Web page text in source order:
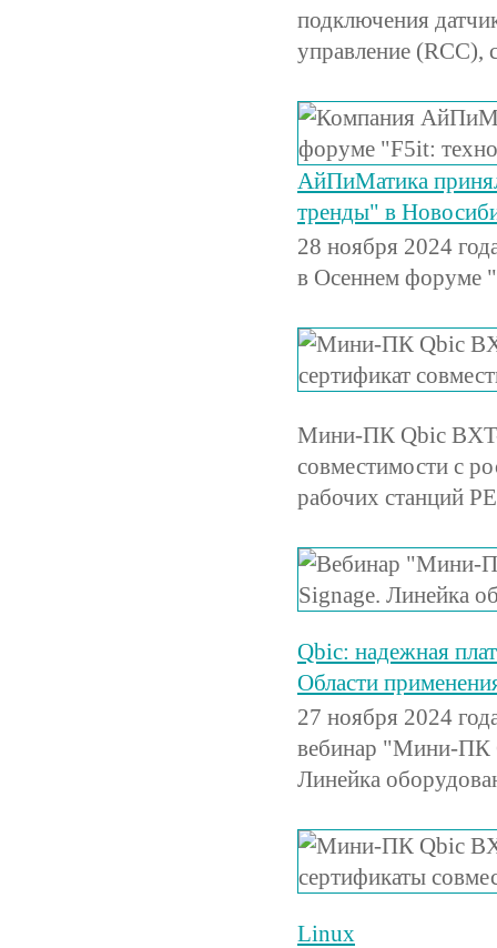
подключения
управление (RCC),
АйПиМатика
тренды" в
28 ноября 2024
в Осеннем форуме
Мини-ПК Qbic BXT-
совместимости с
рабочих станций
Qbic: надежная
Области
27 ноября 2024
вебинар "Мини-ПК
Линейка
Linux